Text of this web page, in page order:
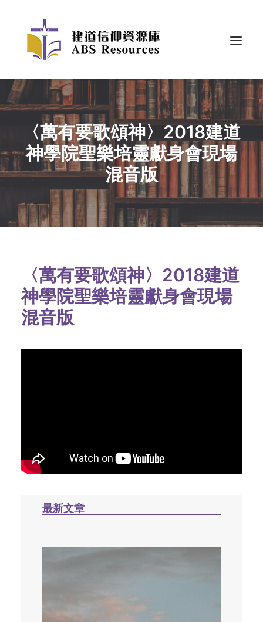
〈萬有要歌頌神〉2018建道
神學院聖樂培靈獻身會現場
混音版
〈萬有要歌頌神〉2018建道
神學院聖樂培靈獻身會現場
混音版
最新文章